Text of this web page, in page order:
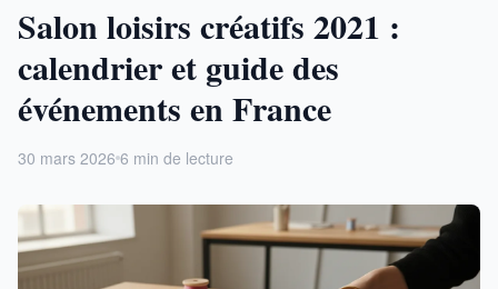
Salon loisirs créatifs 2021 :
calendrier et guide des
événements en France
30 mars 2026 6 min de lecture